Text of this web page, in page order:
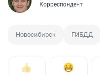
Корреспондент
Новосибирск ГИБДД